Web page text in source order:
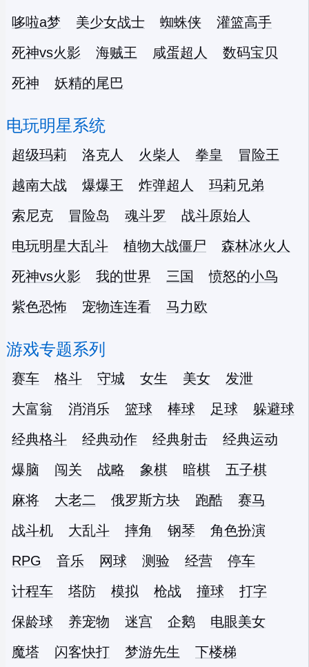
哆啦a梦
美少女战士 蜘蛛侠
灌篮高手
死神vs火影
海贼王 咸蛋超人
数码宝贝
死神
妖精的尾巴
电玩明星系统
超级玛莉 洛克人 火柴人 拳皇
冒险王
越南大战
爆爆王 炸弹超人
玛莉兄弟
索尼克
冒险岛 魂斗罗
战斗原始人
电玩明星大乱斗
植物大战僵尸
森林冰火人
死神vs火影
我的世界 三国
愤怒的小鸟
紫色恐怖
宠物连连看 马力欧
游戏专题系列
赛车 格斗 守城 女生 美女
发泄
大富翁
消消乐 篮球 棒球 足球
躲避球
经典格斗
经典动作 经典射击
经典运动
爆脑
闯关 战略 象棋 暗棋
五子棋
麻将
大老二 俄罗斯方块 跑酷
赛马
战斗机
大乱斗 摔角 钢琴
角色扮演
RPG
音乐 网球 测验 经营
停车
计程车
塔防 模拟 枪战 撞球
打字
保龄球
养宠物 迷宫 企鹅
电眼美女
魔塔
闪客快打 梦游先生 下楼梯